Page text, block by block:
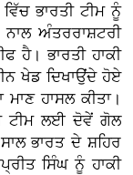
ਭਾਰਤੀ ਟੀਮ ਨੂੰ
ਅੰਤਰਰਾਸ਼ਟਰੀ
ਹੈ। ਭਾਰਤੀ ਹਾਕੀ
ਖੇਡ ਦਿਖਾਉਂਦੇ ਹੋਏ
ਹਾਸਲ ਕੀਤਾ।
ਟੀਮ ਲਈ ਦੋਵੇਂ ਗੋਲ
ਭਾਰਤ ਦੇ ਸ਼ਹਿਰ
ਸਿੰਘ ਨੂੰ ਹਾਕੀ